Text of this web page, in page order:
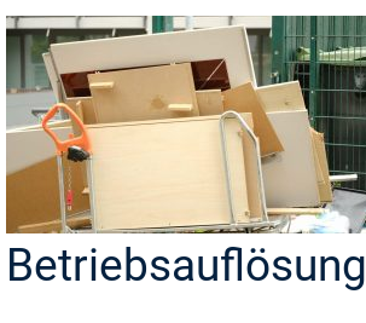
Betriebsauflösung